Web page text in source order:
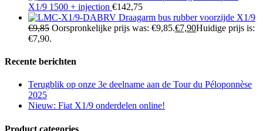
X1/9 1500 + injection €142,75
Draagarm bus rubber voorzijde X1/9
€9,85 Oorspronkelijke prijs was: €9,85.€7,90Huidige prijs is:
€7,90.
Recente berichten
Terugblik op onze 3e deelname aan de Tour du Péloponnèse
2025
Nieuw: Fiat X1/9 onderdelen online!
Product categories